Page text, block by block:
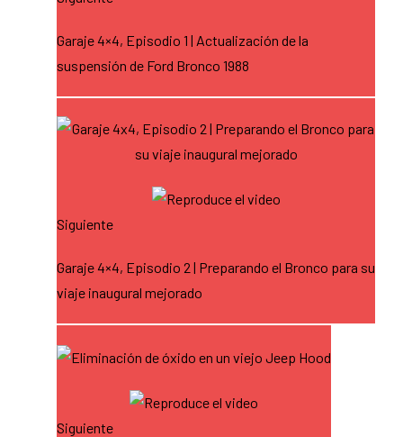
Garaje 4×4, Episodio 1 | Actualización de la
suspensión de Ford Bronco 1988
Siguiente
Garaje 4×4, Episodio 2 | Preparando el Bronco para su
viaje inaugural mejorado
Siguiente